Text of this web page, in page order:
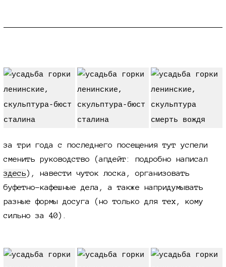
за три года с последнего посещения тут успели
сменить руководство (апдейт: подробно написал
здесь), навести чуток лоска, организовать
буфетно-кафешные дела, а также напридумывать
разные формы досуга (но только для тех, кому
сильноза 40).